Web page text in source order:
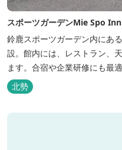
スポーツガーデンMie Spo Inn
鈴鹿スポーツガーデン内にあ
設。館内には、レストラン、
ます。合宿や企業研修にも最
けます。
北勢